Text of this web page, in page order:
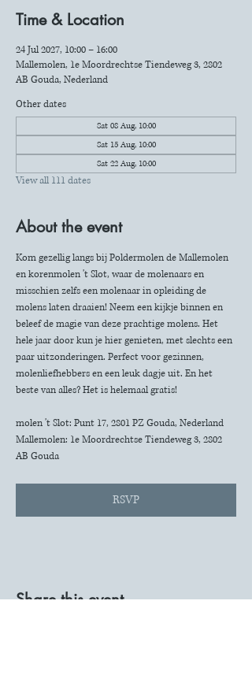
Time & Location
24 Jul 2027, 10:00 – 16:00
Mallemolen, 1e Moordrechtse Tiendeweg 3, 2802
AB Gouda, Nederland
Other dates
Sat 08 Aug, 10:00
Sat 15 Aug, 10:00
Sat 22 Aug, 10:00
View all 111 dates
About the event
Kom gezellig langs bij Poldermolen de Mallemolen
en korenmolen 't Slot, waar de molenaars en
misschien zelfs een molenaar in opleiding de
molens laten draaien! Neem een kijkje binnen en
beleef de magie van deze prachtige molens. Het
hele jaar door kun je hier genieten, met slechts een
paar uitzonderingen. Perfect voor gezinnen,
molenliefhebbers en een leuk dagje uit. En het
beste van alles? Het is helemaal gratis!
molen 't Slot: Punt 17, 2801 PZ Gouda, Nederland
Mallemolen: 1e Moordrechtse Tiendeweg 3, 2802
AB Gouda
RSVP
Share this event